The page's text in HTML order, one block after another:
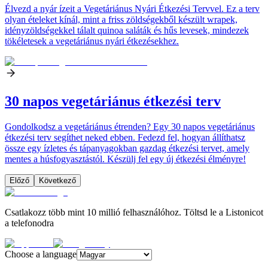
Élvezd a nyár ízeit a Vegetáriánus Nyári Étkezési Tervvel. Ez a terv
olyan ételeket kínál, mint a friss zöldségekből készült wrapek,
idényzöldségekkel tálalt quinoa saláták és hűs levesek, mindezek
tökéletesek a vegetáriánus nyári étkezésekhez.
30 napos vegetáriánus étkezési terv
Gondolkodsz a vegetáriánus étrenden? Egy 30 napos vegetáriánus
étkezési terv segíthet neked ebben. Fedezd fel, hogyan állíthatsz
össze egy ízletes és tápanyagokban gazdag étkezési tervet, amely
mentes a húsfogyasztástól. Készülj fel egy új étkezési élményre!
Előző Következő
Csatlakozz több mint 10 millió felhasználóhoz. Töltsd le a Listonicot
a telefonodra
Choose a language